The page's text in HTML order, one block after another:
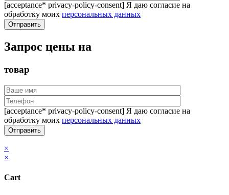
[acceptance* privacy-policy-consent] Я даю согласие на
обработку моих персональных данных
Запрос цены на
товар
[acceptance* privacy-policy-consent] Я даю согласие на
обработку моих персональных данных
×
×
Cart